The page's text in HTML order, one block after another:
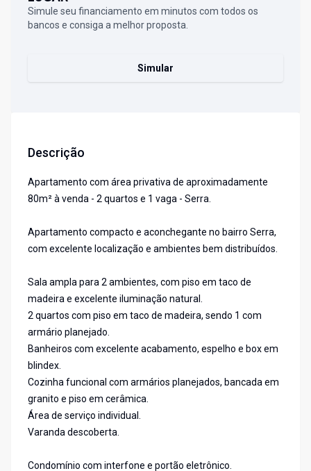
Simule seu financiamento em minutos com todos os
bancos e consiga a melhor proposta.
Simular
Descrição
Apartamento com área privativa de aproximadamente
80m² à venda - 2 quartos e 1 vaga - Serra.
Apartamento compacto e aconchegante no bairro Serra,
com excelente localização e ambientes bem distribuídos.
Sala ampla para 2 ambientes, com piso em taco de
madeira e excelente iluminação natural.
2 quartos com piso em taco de madeira, sendo 1 com
armário planejado.
Banheiros com excelente acabamento, espelho e box em
blindex.
Cozinha funcional com armários planejados, bancada em
granito e piso em cerâmica.
Área de serviço individual.
Varanda descoberta.
Condomínio com interfone e portão eletrônico.